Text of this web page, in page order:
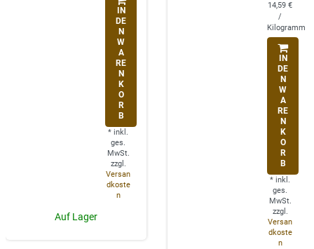
IN
DE
N
W
A
RE
N
K
O
R
B
* inkl.
ges.
MwSt.
zzgl.
Versan
dkoste
n
Auf Lager
14,59 €
/
Kilogramm
IN
DE
N
W
A
RE
N
K
O
R
B
* inkl.
ges.
MwSt.
zzgl.
Versan
dkoste
n